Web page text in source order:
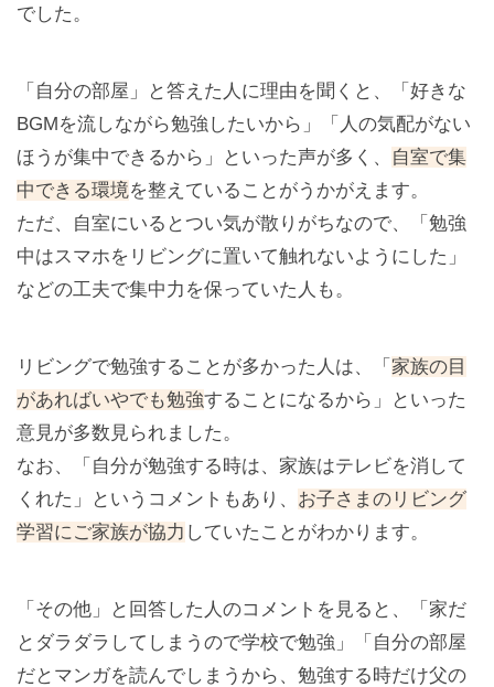
でした。
「自分の部屋」と答えた人に理由を聞くと、「好きな
BGMを流しながら勉強したいから」「人の気配がない
ほうが集中できるから」といった声が多く、
自室で集
中できる環境を整えていることがうかがえます。
ただ、自室にいるとつい気が散りがちなので、「勉強
中はスマホをリビングに置いて触れないようにした」
などの工夫で集中力を保っていた人も。
リビングで勉強することが多かった人は、「 家族の目
があればいやでも勉強することになるから」といった
意見が多数見られました。
なお、「自分が勉強する時は、家族はテレビを消して
くれた」というコメントもあり、 お子さまのリビング
学習にご家族が協力 していたことがわかります。
「その他」と回答した人のコメントを見ると、「家だ
とダラダラしてしまうので学校で勉強」「自分の部屋
だとマンガを読んでしまうから、勉強する時だけ父の